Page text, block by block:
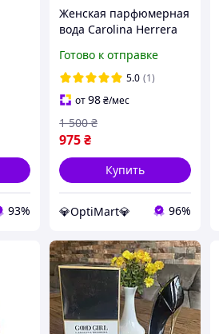
93%
Женская парфюмерная
вода Carolina Herrera
Каролина Херера, 80
мл, Lux качество
Готово к отправке
5.0 (1)
от98₴/мес
975₴
1 500 ₴
Купить
💎OptiMart💎 96%